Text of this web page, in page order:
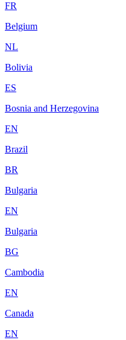
FR
Belgium
NL
Bolivia
ES
Bosnia and Herzegovina
EN
Brazil
BR
Bulgaria
EN
Bulgaria
BG
Cambodia
EN
Canada
EN